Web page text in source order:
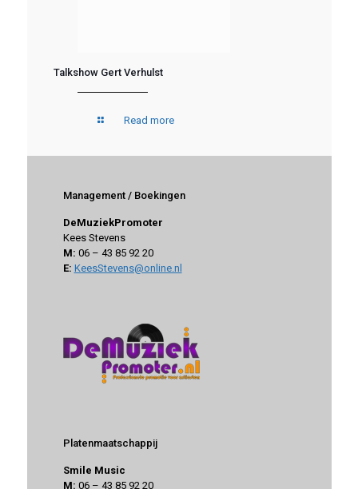
Talkshow Gert Verhulst
Read more
Management / Boekingen
DeMuziekPromoter
Kees Stevens
M: 06 – 43 85 92 20
E: KeesStevens@online.nl
Platenmaatschappij
Smile Music
M: 06 – 43 85 92 20